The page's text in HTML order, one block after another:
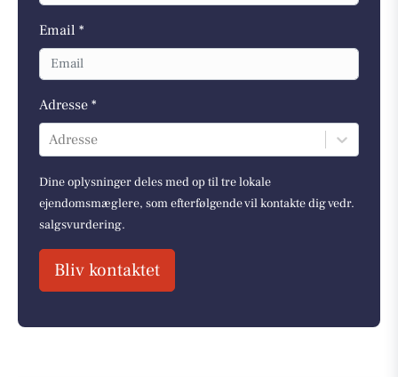
Email *
Adresse *
Adresse
Dine oplysninger deles med op til tre lokale
ejendomsmæglere, som efterfølgende vil kontakte dig vedr.
salgsvurdering.
Bliv kontaktet